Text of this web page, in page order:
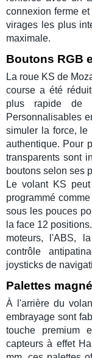
connexion ferme
virages les plus
maximale.
Boutons RGB
La roue KS de
course a été
plus rapide de
Personnalisables
simuler la force, le
authentique. Pour
transparents sont
boutons selon ses
Levolant KS
programmé
sous les pouces
la face 12
moteurs, l'ABS, la
contrôle
joysticks de
Palettes
À l'arrière du
embrayage sont
touche premium
capteurs à effet Hall